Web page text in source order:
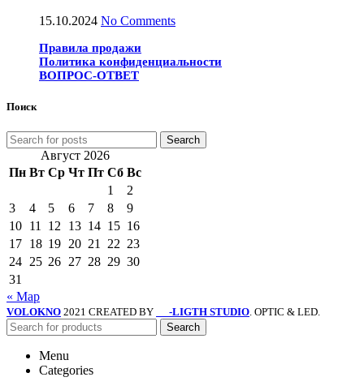
15.10.2024 No Comments
Правила продажи
Политика конфиденциальности
ВОПРОС-ОТВЕТ
Поиск
Search
Август 2026
Пн Вт Ср Чт Пт Сб Вс
1
2
3
4 5 6 7 8
9
10 11 12 13 14 15 16
17 18 19 20 21 22 23
24 25 26 27 28 29 30
31
« Мар
VOLOKNO 2021 CREATED BY -LIGTH STUDIO. OPTIC & LED.
Search
Menu
Categories